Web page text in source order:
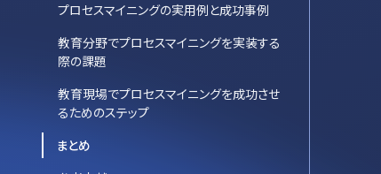
プロセスマイニングの実用例と成功事例
教育分野でプロセスマイニングを実装する
際の課題
教育現場でプロセスマイニングを成功させ
るためのステップ
まとめ